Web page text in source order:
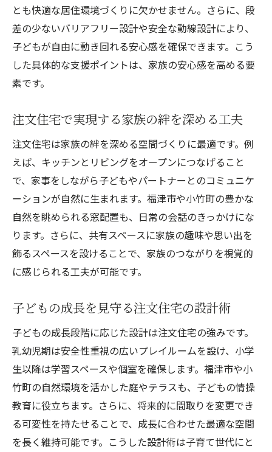
とも快適な居住環境づくりに欠かせません。さらに、段
差の少ないバリアフリー設計や安全な動線設計により、
子どもが自由に動き回れる安心感を確保できます。こう
した具体的な支援ポイントは、家族の安心感を高める要
素です。
注文住宅で実現する家族の絆を深める工夫
注文住宅は家族の絆を深める空間づくりに最適です。例
えば、キッチンとリビングをオープンにつなげること
で、家事をしながら子どもやパートナーとのコミュニケ
ーションが自然に生まれます。福津市や小竹町の豊かな
自然を眺められる窓配置も、日常の会話のきっかけにな
ります。さらに、共有スペースに家族の趣味や思い出を
飾るスペースを設けることで、家族のつながりを視覚的
に感じられる工夫が可能です。
子どもの成長を見守る注文住宅の設計術
子どもの成長段階に応じた設計は注文住宅の強みです。
乳幼児期は安全性重視の広いプレイルームを設け、小学
生以降は学習スペースや個室を確保します。福津市や小
竹町の自然環境を活かした庭やテラスも、子どもの情操
教育に役立ちます。さらに、将来的に間取りを変更でき
る可変性を持たせることで、成長に合わせた最適な空間
を長く維持可能です。こうした設計術は子育て世代にと